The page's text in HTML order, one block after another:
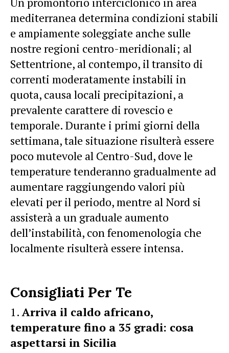
mediterranea determina condizioni stabili
e ampiamente soleggiate anche sulle
nostre regioni centro-meridionali; al
Settentrione, al contempo, il transito di
correnti moderatamente instabili in
quota, causa locali precipitazioni, a
prevalente carattere di rovescio e
temporale. Durante i primi giorni della
settimana, tale situazione risulterà essere
poco mutevole al Centro-Sud, dove le
temperature tenderanno gradualmente ad
aumentare raggiungendo valori più
elevati per il periodo, mentre al Nord si
assisterà a un graduale aumento
dell’instabilità, con fenomenologia che
localmente risulterà essere intensa.
Consigliati Per Te
Arriva il caldo africano,
temperature fino a 35 gradi: cosa
aspettarsi in Sicilia